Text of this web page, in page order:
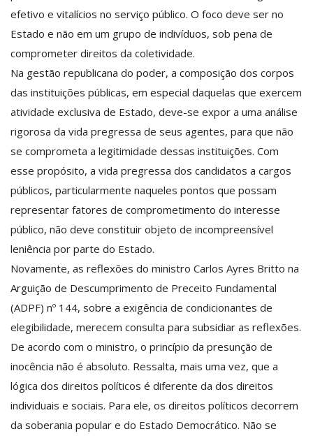
efetivo e vitalícios no serviço público. O foco deve ser no
Estado e não em um grupo de indivíduos, sob pena de
comprometer direitos da coletividade.
Na gestão republicana do poder, a composição dos corpos
das instituições públicas, em especial daquelas que exercem
atividade exclusiva de Estado, deve-se expor a uma análise
rigorosa da vida pregressa de seus agentes, para que não
se comprometa a legitimidade dessas instituições. Com
esse propósito, a vida pregressa dos candidatos a cargos
públicos, particularmente naqueles pontos que possam
representar fatores de comprometimento do interesse
público, não deve constituir objeto de incompreensível
leniência por parte do Estado.
Novamente, as reflexões do ministro Carlos Ayres Britto na
Arguição de Descumprimento de Preceito Fundamental
(ADPF) nº 144, sobre a exigência de condicionantes de
elegibilidade, merecem consulta para subsidiar as reflexões.
De acordo com o ministro, o princípio da presunção de
inocência não é absoluto. Ressalta, mais uma vez, que a
lógica dos direitos políticos é diferente da dos direitos
individuais e sociais. Para ele, os direitos políticos decorrem
da soberania popular e do Estado Democrático. Não se